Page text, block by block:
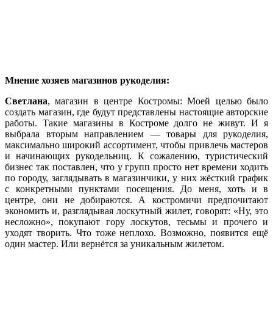
Мнение хозяев магазинов рукоделия:
Светлана, магазин в центре Костромы: Моей целью было
создать магазин, где будут представлены настоящие авторские
работы. Такие магазины в Костроме долго не живут. И я
выбрала вторым направлением — товары для рукоделия,
максимально широкий ассортимент, чтобы привлечь мастеров
и начинающих рукодельниц. К сожалению, туристический
бизнес так поставлен, что у групп просто нет времени ходить
по городу, заглядывать в магазинчики, у них жёсткий график
с конкретными пунктами посещения. До меня, хоть и в
центре, они не добираются. А костромичи предпочитают
экономить и, разглядывая лоскутный жилет, говорят: «Ну, это
несложно», покупают гору лоскутов, тесьмы и прочего и
уходят творить. Что тоже неплохо. Возможно, появится ещё
один мастер. Или вернётся за уникальным жилетом.